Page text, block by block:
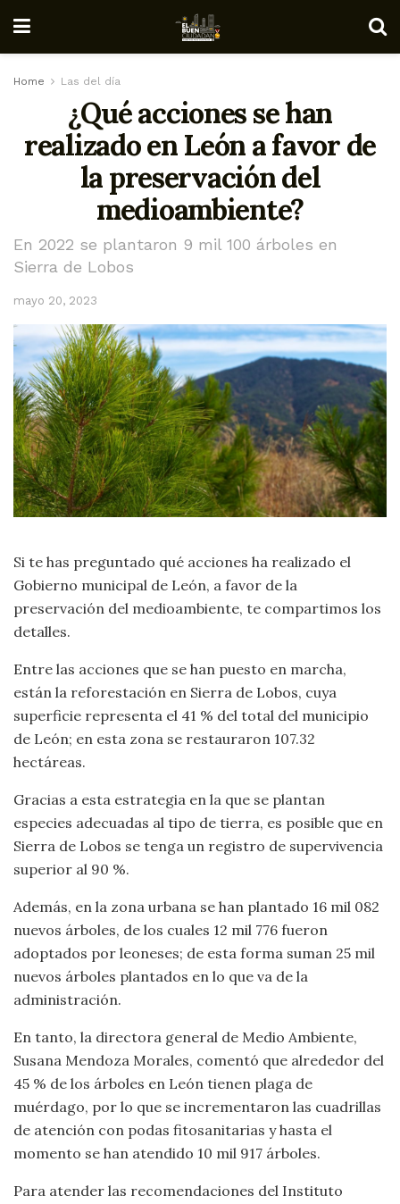
Home Las del día
¿Qué acciones se han
realizado en León a favor de
la preservación del
medioambiente?
En 2022 se plantaron 9 mil 100 árboles en
Sierra de Lobos
mayo 20, 2023
Si te has preguntado qué acciones ha realizado el
Gobierno municipal de León, a favor de la
preservación del medioambiente, te compartimos los
detalles.
Entre las acciones que se han puesto en marcha,
están la reforestación en Sierra de Lobos, cuya
superficie representa el 41 % del total del municipio
de León; en esta zona se restauraron 107.32
hectáreas.
Gracias a esta estrategia en la que se plantan
especies adecuadas al tipo de tierra, es posible que en
Sierra de Lobos se tenga un registro de supervivencia
superior al 90 %.
Además, en la zona urbana se han plantado 16 mil 082
nuevos árboles, de los cuales 12 mil 776 fueron
adoptados por leoneses; de esta forma suman 25 mil
nuevos árboles plantados en lo que va de la
administración.
En tanto, la directora general de Medio Ambiente,
Susana Mendoza Morales, comentó que alrededor del
45 % de los árboles en León tienen plaga de
muérdago, por lo que se incrementaron las cuadrillas
de atención con podas fitosanitarias y hasta el
momento se han atendido 10 mil 917 árboles.
Para atender las recomendaciones del Instituto